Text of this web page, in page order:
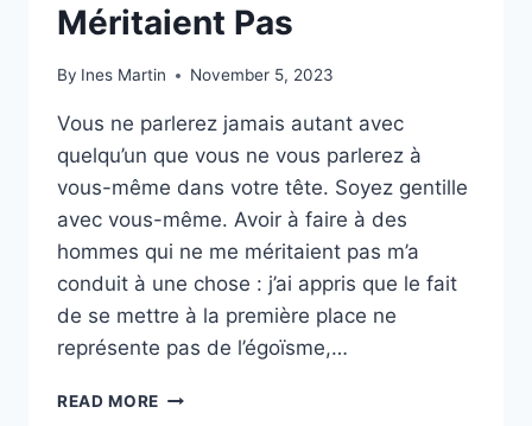
Méritaient Pas
By Ines Martin November 5, 2023
Vous ne parlerez jamais autant avec
quelqu’un que vous ne vous parlerez à
vous-même dans votre tête. Soyez gentille
avec vous-même. Avoir à faire à des
hommes qui ne me méritaient pas m’a
conduit à une chose : j’ai appris que le fait
de se mettre à la première place ne
représente pas de l’égoïsme,…
READ MORE